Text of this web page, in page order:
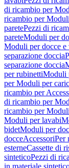
di ricambio per
ricambio per
paretePezzi di
pareteModuli per
Moduli per docce e
separazione doccia
separazione doccia
per rubinettiModuli
per Moduli per
ricambio per
di ricambio per
ricambio per
Moduli per lavabi
bidetModuli per
docceAccessoriPer
esterneCassette di
sinteticoPezzi di
in materiale